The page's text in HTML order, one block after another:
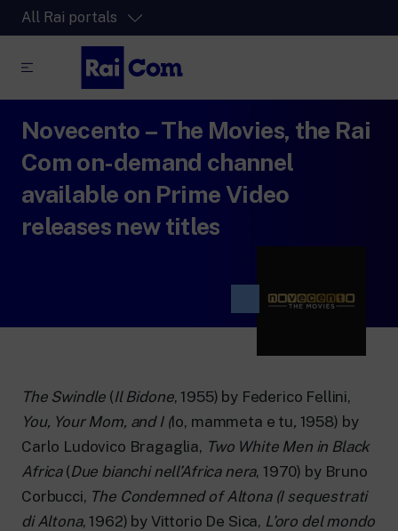
All Rai portals
The video streaming platform for all.
RaiPlay
The digital platform of the Rai Radio
channels.
RaiPlay Sound
24 hour news: current affairs, breaking
news and updates.
The regional editorial offices of RaiNews.
Rai TgR
Novecento – The Movies, the Rai
Com on-demand channel
available on Prime Video
releases new titles
The Swindle (Il Bidone, 1955) by Federico Fellini,
You, Your Mom, and I (Io, mammeta e tu, 1958) by
Carlo Ludovico Bragaglia, Two White Men in Black
Africa(Due bianchi nell’Africa nera, 1970) by Bruno
Corbucci, The Condemned of Altona (I sequestrati
di Altona, 1962) by Vittorio De Sica, L’oro del mondo